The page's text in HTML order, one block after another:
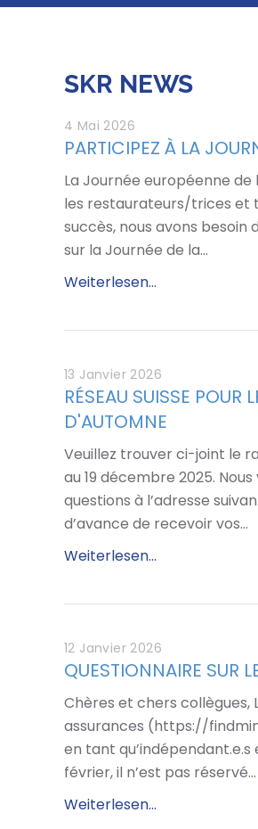
SKR NEWS
4 Mai 2026
PARTICIPEZ À LA
La Journée européenne
les restaurateurs/trices et
succès, nous avons
sur la Journée de la…
Weiterlesen...
13 Janvier 2026
RÉSEAU SUISSE POUR
D'AUTOMNE
Veuillez trouver ci-joint le
au 19 décembre 2025.
questions à l’adresse
d’avance de recevoir vos…
Weiterlesen...
12 Janvier 2026
QUESTIONNAIRE SUR
Chères et chers collègues,
assurances (https://
en tant
février, il n’est pas réservé…
Weiterlesen...